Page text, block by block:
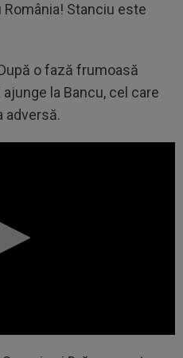
Stanciu este
o fază frumoasă
la Bancu, cel care
adversă.